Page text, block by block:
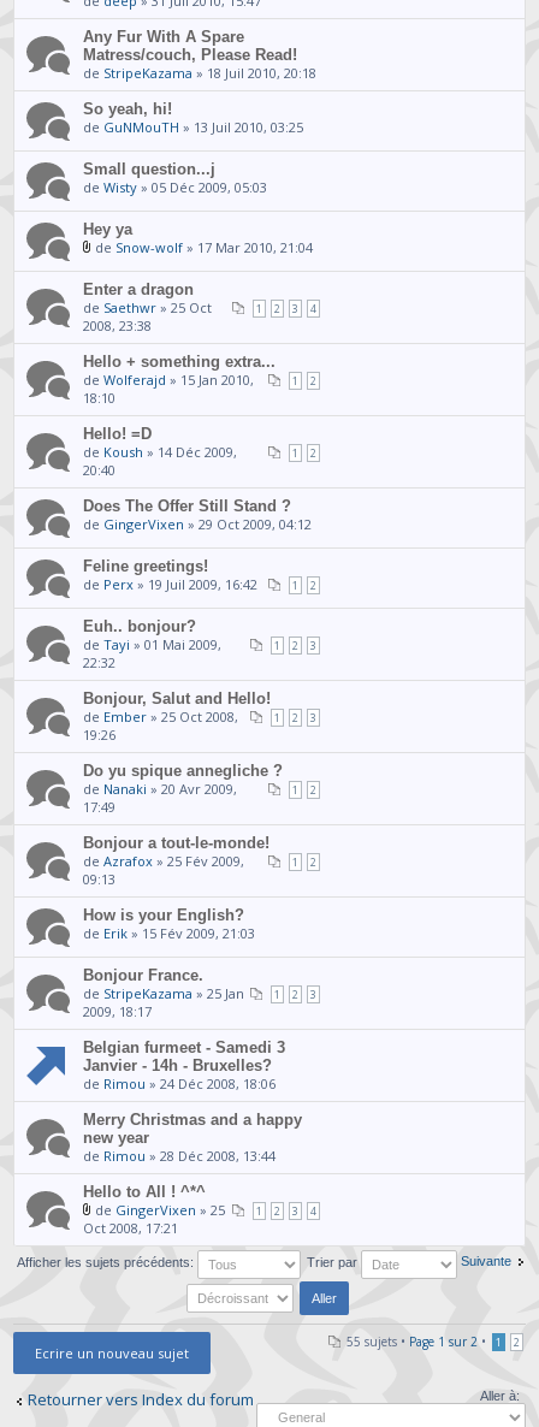
Any Fur With A Spare
Matress/couch, Please Read!
de StripeKazama » 18 Juil 2010, 20:18
So yeah, hi!
de GuNMouTH » 13 Juil 2010, 03:25
Small question...j
deWisty » 05 Déc 2009, 05:03
Hey ya
de Snow-wolf » 17 Mar 2010, 21:04
Enter a dragon
1 2 3 4
de Saethwr » 25 Oct
2008, 23:38
Hello + something extra...
1 2
deWolferajd » 15 Jan 2010,
18:10
Hello! =D
1 2
de Koush » 14 Déc 2009,
20:40
Does The Offer Still Stand ?
de GingerVixen » 29 Oct 2009, 04:12
Feline greetings!
1 2
de Perx » 19 Juil 2009, 16:42
Euh.. bonjour?
1 2 3
deTayi » 01 Mai 2009,
22:32
Bonjour, Salut and Hello!
1 2 3
de Ember » 25 Oct 2008,
19:26
Do yu spique annegliche ?
1 2
de Nanaki » 20 Avr 2009,
17:49
Bonjour a tout-le-monde!
1 2
deAzrafox » 25 Fév 2009,
09:13
How is your English?
de Erik » 15 Fév 2009, 21:03
Bonjour France.
1 2 3
de StripeKazama » 25 Jan
2009, 18:17
Belgian furmeet - Samedi 3
Janvier - 14h - Bruxelles?
de Rimou » 24 Déc 2008, 18:06
Merry Christmas and a happy
new year
de Rimou » 28 Déc 2008, 13:44
Hello to All ! ^*^
1 2 3 4
de GingerVixen » 25
Oct 2008, 17:21
Suivante
Afficher les sujets précédents: Trier par
Ecrire un nouveau sujet
55 sujets • Page 1 sur 2 • 1 2
Retourner vers Index du forum Aller à: